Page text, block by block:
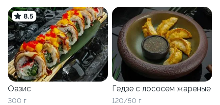
8.5
Оазис
300 г
Гедзе с лососем жареные
120/50 г